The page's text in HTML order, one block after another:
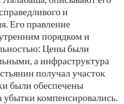
и
Его правление
порядком и
Цены были
а инфраструктура
получал участок
были обеспечены
компенсировались.